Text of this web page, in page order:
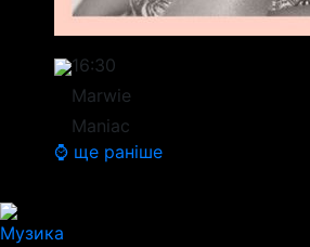
16:30
Marwie
Maniac
⌚ ще раніше
Музика